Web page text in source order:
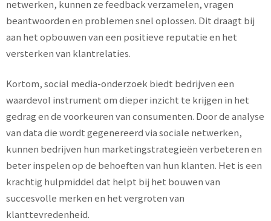
netwerken, kunnen ze feedback verzamelen, vragen
beantwoorden en problemen snel oplossen. Dit draagt bij
aan het opbouwen van een positieve reputatie en het
versterken van klantrelaties.
Kortom, social media-onderzoek biedt bedrijven een
waardevol instrument om dieper inzicht te krijgen in het
gedrag en de voorkeuren van consumenten. Door de analyse
van data die wordt gegenereerd via sociale netwerken,
kunnen bedrijven hun marketingstrategieën verbeteren en
beter inspelen op de behoeften van hun klanten. Het is een
krachtig hulpmiddel dat helpt bij het bouwen van
succesvolle merken en het vergroten van
klanttevredenheid.